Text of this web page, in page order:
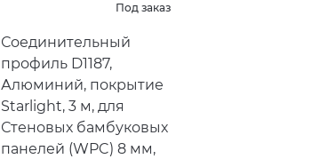
Под заказ
Соединительный
профиль D1187,
Алюминий, покрытие
Starlight, 3 м, для
Стеновых бамбуковых
панелей (WPC) 8 мм,